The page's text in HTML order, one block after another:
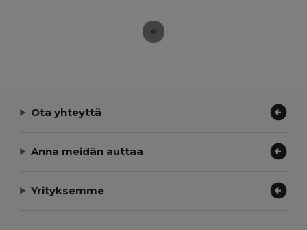
Ota yhteyttä
Anna meidän auttaa
Yrityksemme